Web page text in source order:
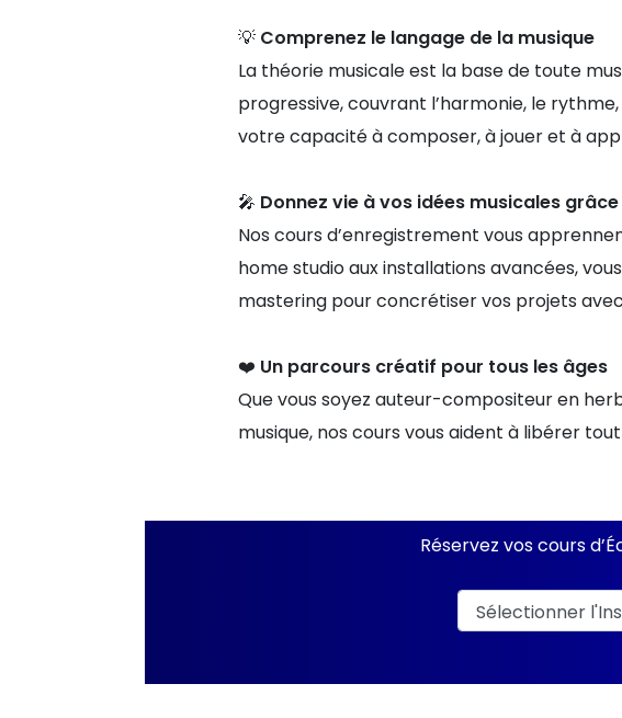
💡 Comprenez le langage de la musique
La théorie musicale est la base de toute
progressive, couvrant l’harmonie, le
votre capacité à composer, à jouer et à
🎤 Donnez vie à vos idées musicales
Nos cours d’enregistrement vous
home studio aux installations avancées,
mastering pour concrétiser vos projets
❤️ Un parcours créatif pour tous les âges
Que vous soyez auteur-compositeur en
musique, nos cours vous aident à libérer
Réservez vos cours